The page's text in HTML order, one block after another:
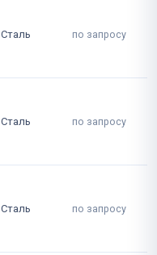
Сталь по запросу
Сталь по запросу
Сталь по запросу